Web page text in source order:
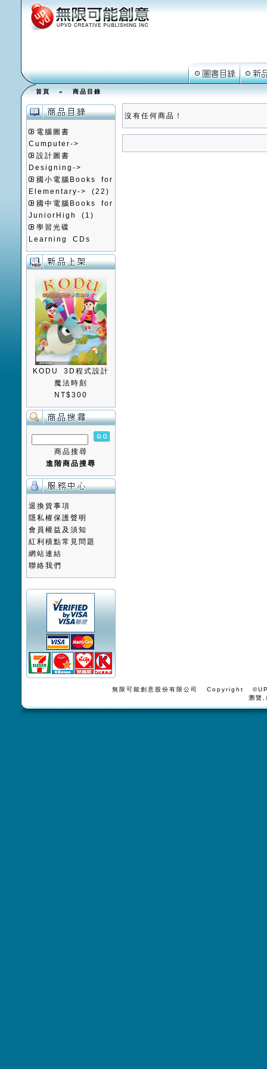
首頁»商品目錄
電腦圖書
Cumputer->
設計圖書
Designing->
國小電腦Books for
Elementary->
(22)
國中電腦Books for
JuniorHigh
(1)
學習光碟
Learning CDs
KODU 3D程式設計
魔法時刻
NT$300
商品搜尋
進階商品搜尋
退換貨事項
隱私權保護聲明
會員權益及須知
紅利積點常見問題
網站連結
聯絡我們
沒有任何商品！
無限可能創意股份有限公司 Copyright
瀏